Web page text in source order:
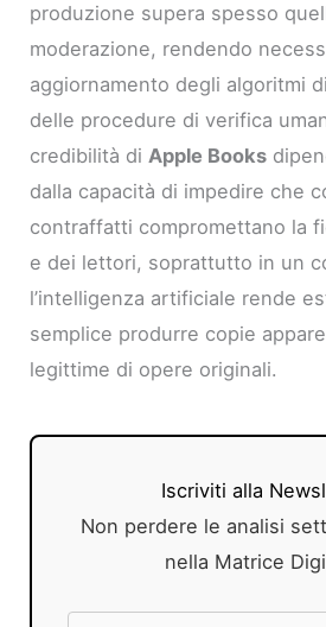
produzione supera spesso
moderazione, rendendo
aggiornamento degli algoritmi
delle procedure di verifica
credibilità diApple Books
dalla capacità di impedire che
contraffatti compromettano la
e dei lettori, soprattutto in un
l’intelligenza artificiale rende
semplice produrre copie
legittime di opere originali.
Iscriviti alla
Non perdere le analisi
nella Matrice